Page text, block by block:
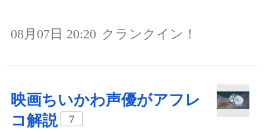
08月07日 20:20 クランクイン！
映画ちいかわ声優がアフレ
コ解説
7